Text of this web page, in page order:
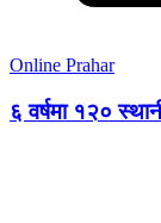
Online Prahar
६ वर्षमा १२०